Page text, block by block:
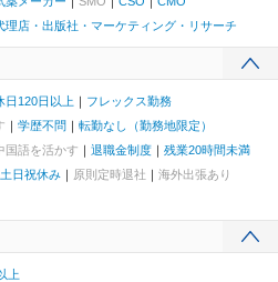
理店・出版社・マーケティング・リサーチ
日120日以上
フレックス勤務
学歴不問
転勤なし（勤務地限定）
国語を活かす 退職金制度
残業20時間未満
土日祝休み 原則定時退社
海外出張あり
上